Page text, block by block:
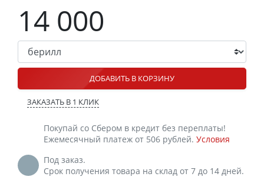
14 000
ДОБАВИТЬ В КОРЗИНУ
ЗАКАЗАТЬ В 1 КЛИК
Покупай со Сбером в кредит без переплаты!
Ежемесячный платеж от 506 рублей. Условия
Под заказ.
Срок получения товара на склад от 7 до 14 дней.